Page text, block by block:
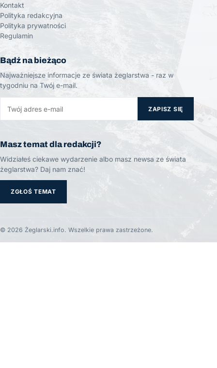
Kontakt
Polityka redakcyjna
Polityka prywatności
Regulamin
Bądź na bieżąco
Najważniejsze informacje ze świata żeglarstwa - raz w
tygodniu na Twój e-mail.
ZAPISZ SIĘ
Masz temat dla redakcji?
Widziałeś ciekawe wydarzenie albo masz newsa ze świata
żeglarstwa? Daj nam znać!
ZGŁOŚ TEMAT
© 2026 Żeglarski.info. Wszelkie prawa zastrzeżone.